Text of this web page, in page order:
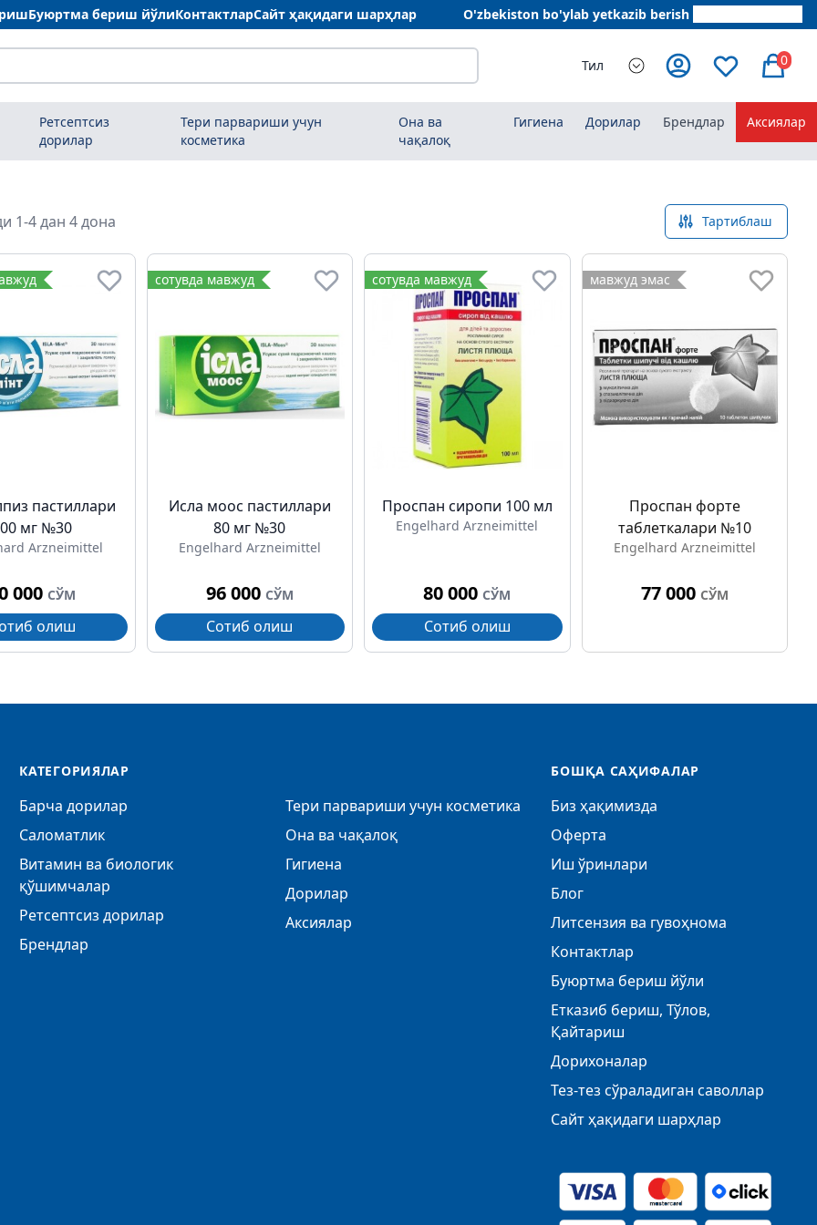
Буюртма бериш йўлиКонтактларСайт ҳақидаги шарҳлар O'zbekiston bo'ylab yetkazib berish
Тил 0
Ретсептсиз
дорилар
Тери парвариши учун
косметика
Она ва
чақалоқ
Гигиена Дорилар Брендлар Аксиялар
1-4 дан 4 дона Тартиблаш
пастиллари
мг №30
Arzneimittel
000 СЎМ
олиш
сотувда мавжуд
Исла моос пастиллари
80 мг №30
Engelhard Arzneimittel
96 000 СЎМ
Сотиб олиш
сотувда мавжуд
Проспан сиропи 100 мл
Engelhard Arzneimittel
80 000 СЎМ
Сотиб олиш
мавжуд эмас
Проспан форте
таблеткалари №10
Engelhard Arzneimittel
77 000 СЎМ
КАТЕГОРИЯЛАР
Барча дорилар
Саломатлик
Витамин ва биологик
қўшимчалар
Ретсептсиз дорилар
Брендлар
Тери парвариши учун косметика
Она ва чақалоқ
Гигиена
Дорилар
Аксиялар
БОШҚА САҲИФАЛАР
Биз ҳақимизда
Оферта
Иш ўринлари
Блог
Литсензия ва гувоҳнома
Контактлар
Буюртма бериш йўли
Етказиб бериш, Тўлов,
Қайтариш
Дорихоналар
Тез-тез сўраладиган саволлар
Сайт ҳақидаги шарҳлар